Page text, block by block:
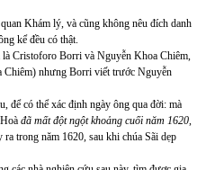
Khám lý, và cũng không nêu đích danh
kể đều có thật.
Cristoforo Borri và Nguyễn Khoa Chiêm,
Chiêm) nhưng Borri viết trước Nguyễn
để có thể xác định ngày ông qua đời: mà
đã mất đột ngột khoảng cuối năm 1620,
trong năm 1620, sau khi chúa Sãi dẹp